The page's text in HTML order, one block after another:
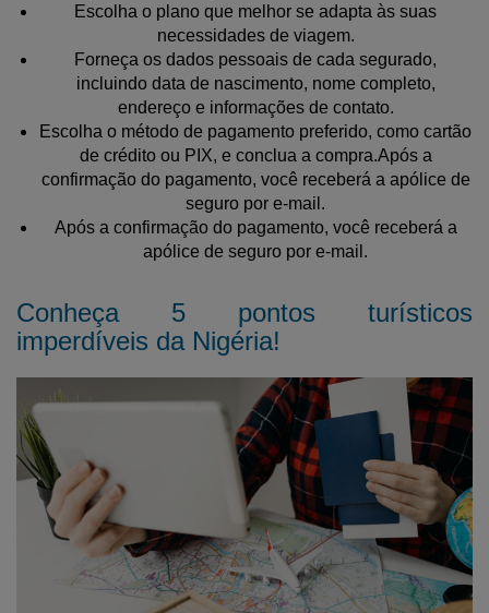
Escolha o plano que melhor se adapta às suas
necessidades de viagem.
Forneça os dados pessoais de cada segurado,
incluindo data de nascimento, nome completo,
endereço e informações de contato.
Escolha o método de pagamento preferido, como cartão
de crédito ou PIX, e conclua a compra.Após a
confirmação do pagamento, você receberá a apólice de
seguro por e-mail.
Após a confirmação do pagamento, você receberá a
apólice de seguro por e-mail.
Conheça 5 pontos turísticos
imperdíveis da Nigéria!